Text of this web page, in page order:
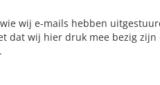
wij e-mails hebben
dat wij hier druk mee bezig